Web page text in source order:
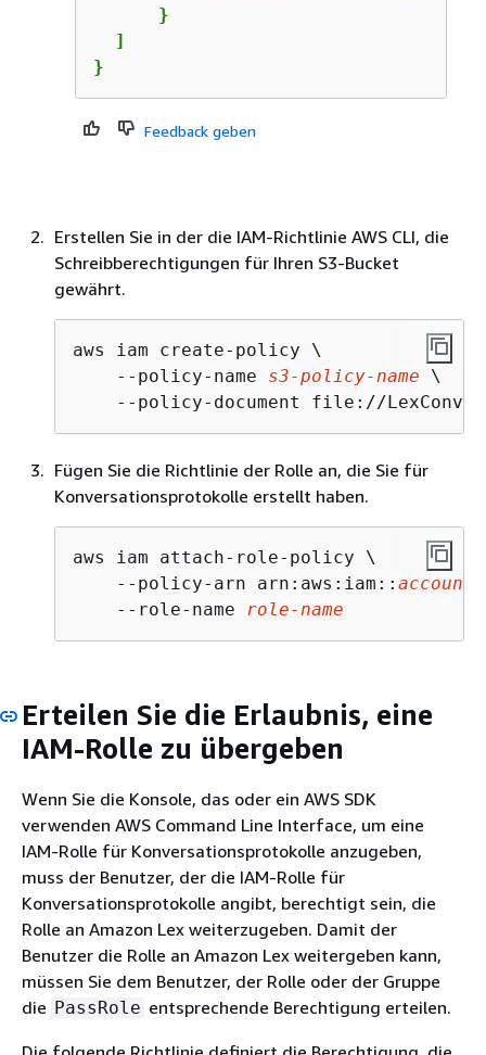
      }
  ]
}
Feedback geben
Erstellen Sie in der die IAM-Richtlinie AWS CLI, die
Schreibberechtigungen für Ihren S3-Bucket
gewährt.
aws iam create-policy \
    --policy-name
s3-policy-name \
--policy-document file://
Fügen Sie die Richtlinie der Rolle an, die Sie für
Konversationsprotokolle erstellt haben.
aws iam attach-role-policy \
    --policy-arn arn:aws:iam::
    --role-name
role-name
Erteilen Sie die Erlaubnis, eine
IAM-Rolle zu übergeben
Wenn Sie die Konsole, das oder ein AWS SDK
verwenden AWS Command Line Interface, um eine
IAM-Rolle für Konversationsprotokolle anzugeben,
muss der Benutzer, der die IAM-Rolle für
Konversationsprotokolle angibt, berechtigt sein, die
Rolle an Amazon Lex weiterzugeben. Damit der
Benutzer die Rolle an Amazon Lex weitergeben kann,
müssen Sie dem Benutzer, der Rolle oder der Gruppe
die PassRole entsprechende Berechtigung erteilen.